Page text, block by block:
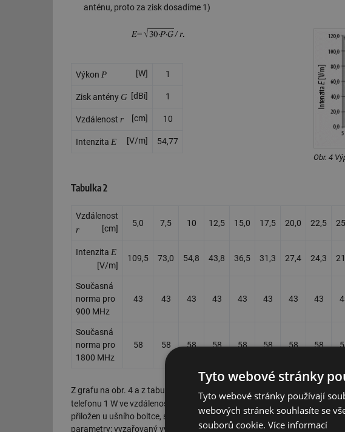
anténu, proto za zisk dosadíme 1)
Obr. 4
Výkon P [W] 1
Zisk antény G [dBi] 1
Vzdálenost r [cm] 10
Intenzita E [V/m] 54,77
Tabulka 2
Vzdálenost
r [cm]
5,0 7,5 10 12,5 15,0 17,5 20,0 22,5
Intenzita E
[V/m]
109,5 73,0 54,8 43,8 36,5 31,3 27,4 24,3
Současná
norma pro
900 MHz
43 43 43 43 43 43 43 43
Současná
norma pro
1800 MHz
58 58 58 58 58 58 58 58
Z grafu na obr. 4 a z tabulky 2 si můžeme odečíst hodnoty elektrického
telefonu 1 W ve vzdálenostech od 5 cm do 50 cm. K uvedenému výpočtu
přiložen u ušního boltce, se jedná o blízké pole a výpočet není
parametry: vyzařovaný výkon maximální–minimální, vstupní citlivost a
Tyto webové stránky
Tyto webové stránky používají
webových stránek souhlasíte se
souborů cookie. Více informací